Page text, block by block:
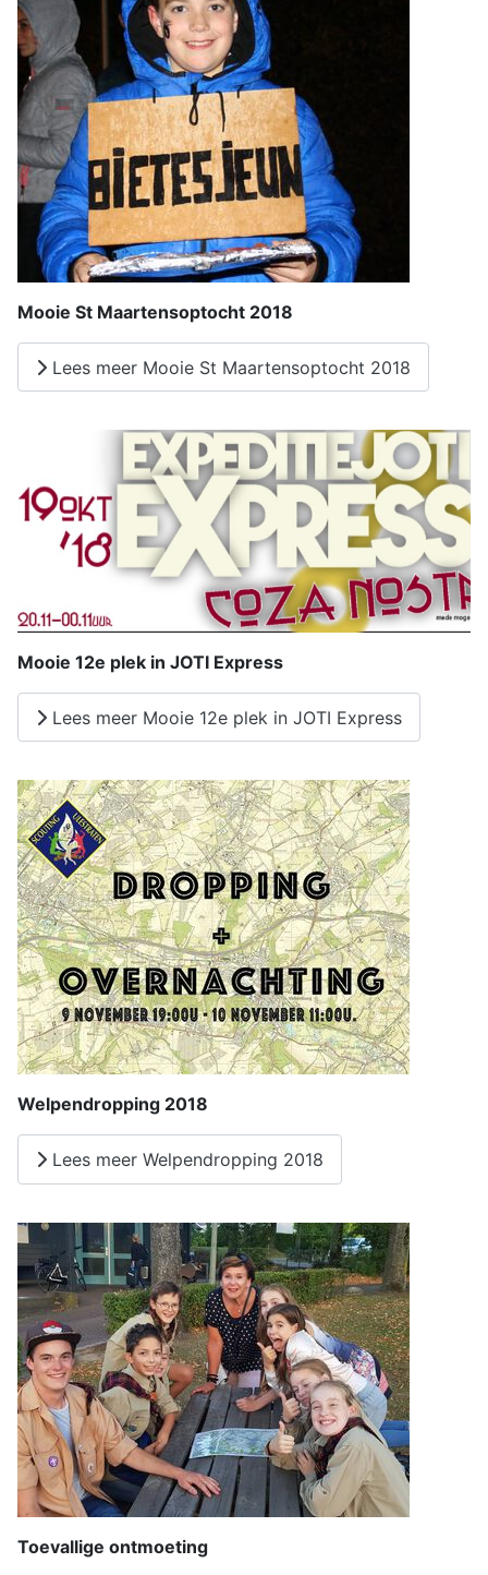
Mooie St Maartensoptocht 2018
Lees meer Mooie St Maartensoptocht 2018
Mooie 12e plek in JOTI Express
Lees meer Mooie 12e plek in JOTI Express
Welpendropping 2018
Lees meer Welpendropping 2018
Toevallige ontmoeting